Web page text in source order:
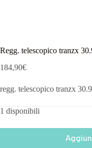
Regg. telescopico tranzx
184,90€
regg. telescopico tranzx
1 disponibili